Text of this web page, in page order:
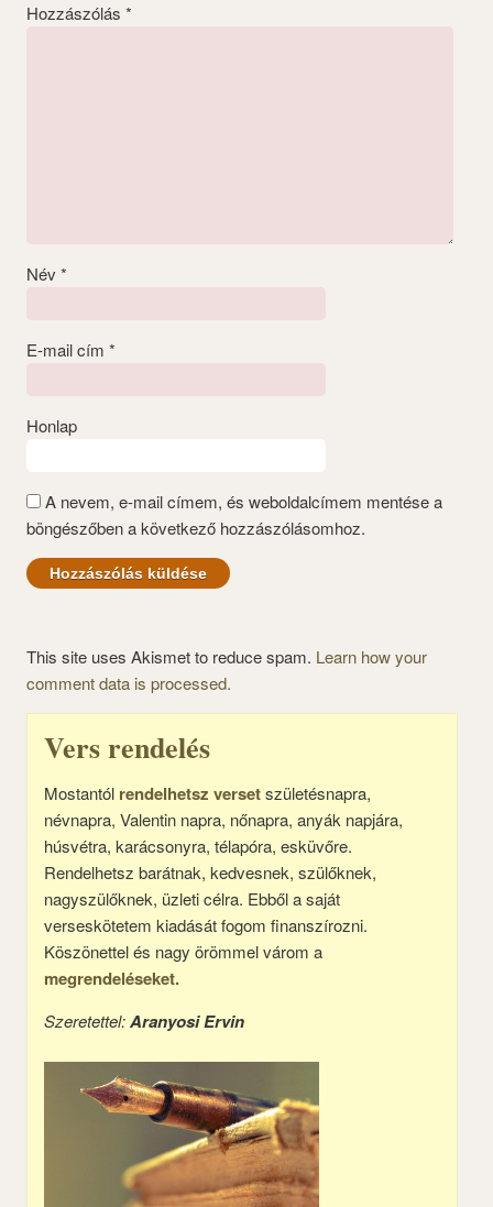
Hozzászólás *
Név *
E-mail cím *
Honlap
A nevem, e-mail címem, és weboldalcímem mentése a
böngészőben a következő hozzászólásomhoz.
This site uses Akismet to reduce spam. Learn how your
comment data is processed.
Vers rendelés
Mostantól rendelhetsz versetszületésnapra,
névnapra, Valentin napra, nőnapra, anyák napjára,
húsvétra, karácsonyra, télapóra, esküvőre.
Rendelhetsz barátnak, kedvesnek, szülőknek,
nagyszülőknek, üzleti célra. Ebből a saját
verseskötetem kiadását fogom finanszírozni.
Köszönettel és nagy örömmel várom a
megrendeléseket.
Szeretettel:Aranyosi Ervin